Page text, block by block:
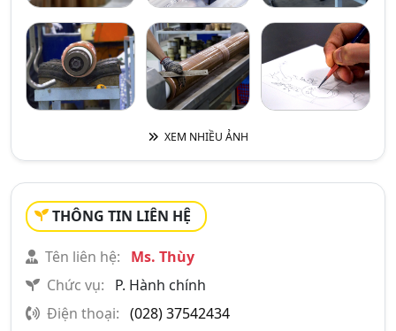
XEM NHIỀU ẢNH
THÔNG TIN LIÊN HỆ
Tên liên hệ:
Ms. Thùy
Chức vụ:
P. Hành chính
Điện thoại: (028) 37542434